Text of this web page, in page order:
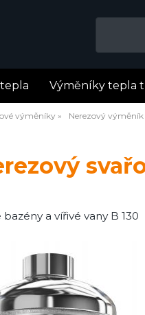
Výměníky tepla
výměníky Nerezový
a vířivé vany B 130